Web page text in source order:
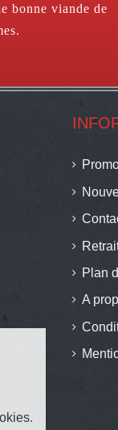
bonne viande de
Plan
A
.